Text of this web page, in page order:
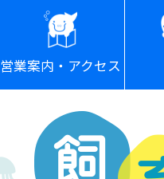
営業案内・アクセス